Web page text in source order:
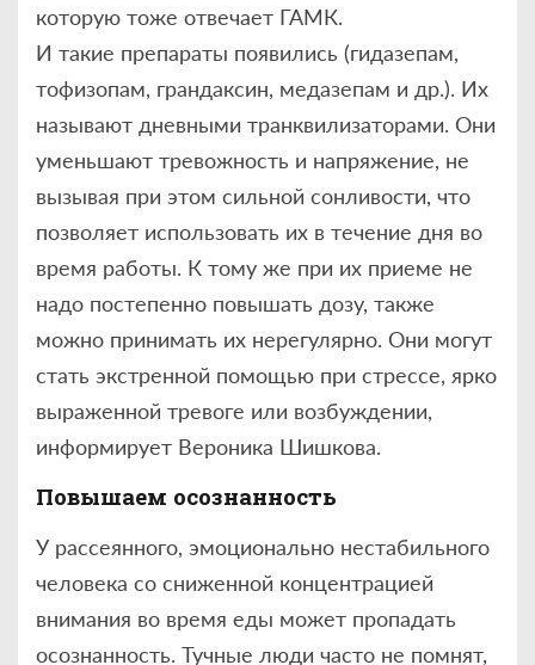
которую тоже отвечает ГАМК.
И такие препараты появились (гидазепам,
тофизопам, грандаксин, медазепам и др.). Их
называют дневными транквилизаторами. Они
уменьшают тревожность и напряжение, не
вызывая при этом сильной сонливости, что
позволяет использовать их в течение дня во
время работы. К тому же при их приеме не
надо постепенно повышать дозу, также
можно принимать их нерегулярно. Они могут
стать экстренной помощью при стрессе, ярко
выраженной тревоге или возбуждении,
информирует Вероника Шишкова.
Повышаем осознанность
У рассеянного, эмоционально нестабильного
человека со сниженной концентрацией
внимания во время еды может пропадать
осознанность. Тучные люди часто не помнят,